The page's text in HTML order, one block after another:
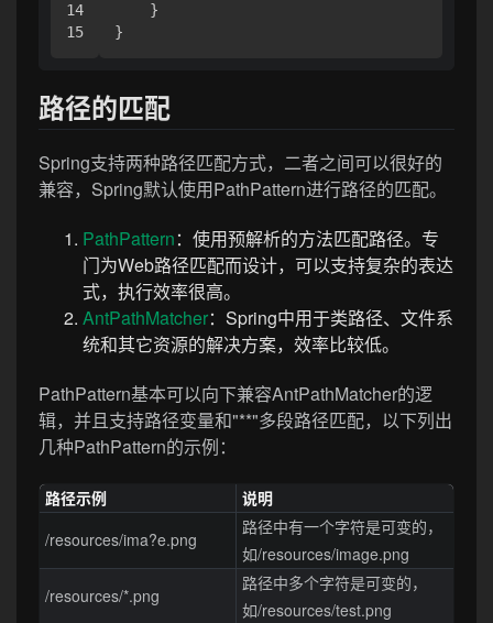
14
    }
}
路径的匹配
Spring支持两种路径匹配方式，二者之间可以很好的
兼容，Spring默认使用PathPattern进行路径的匹配。
PathPattern：使用预解析的方法匹配路径。专
门为Web路径匹配而设计，可以支持复杂的表达
式，执行效率很高。
AntPathMatcher：Spring中用于类路径、文件系
统和其它资源的解决方案，效率比较低。
PathPattern基本可以向下兼容AntPathMatcher的逻
辑，并且支持路径变量和"**"多段路径匹配，以下列出
几种PathPattern的示例：
路径示例
说明
/resources/ima?e.png
路径中有一个字符是可变的，
如/resources/image.png
/resources/*.png
路径中多个字符是可变的，
如/resources/test.png